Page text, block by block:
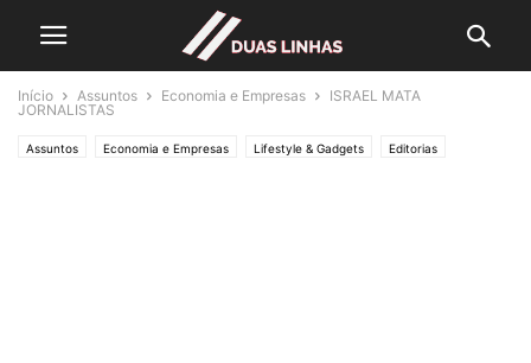
Início Assuntos Economia e Empresas
ISRAEL MATA
JORNALISTAS
Assuntos Economia e Empresas Lifestyle & Gadgets Editorias